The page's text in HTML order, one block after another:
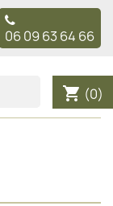
06 09 63 64 66
shopping_cart (0)